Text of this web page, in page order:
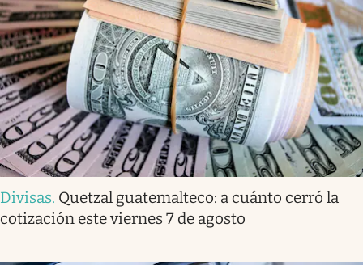
Divisas. Quetzal guatemalteco: a cuánto cerró la
cotización este viernes 7 de agosto